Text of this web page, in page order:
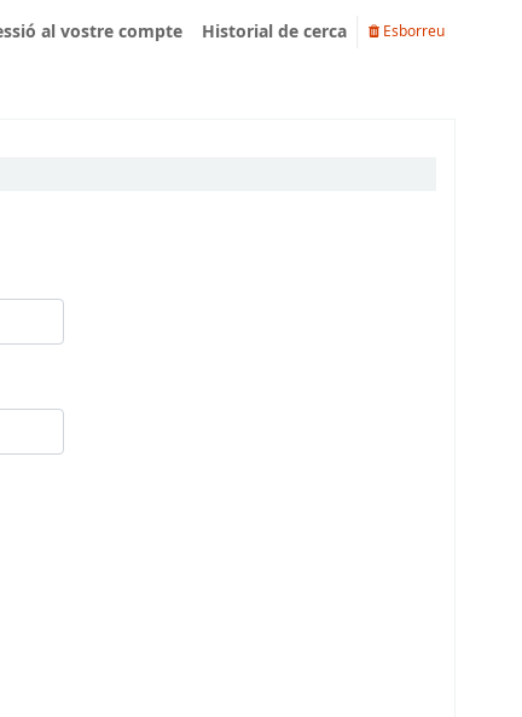
al vostre compte Historial de cerca Esborreu